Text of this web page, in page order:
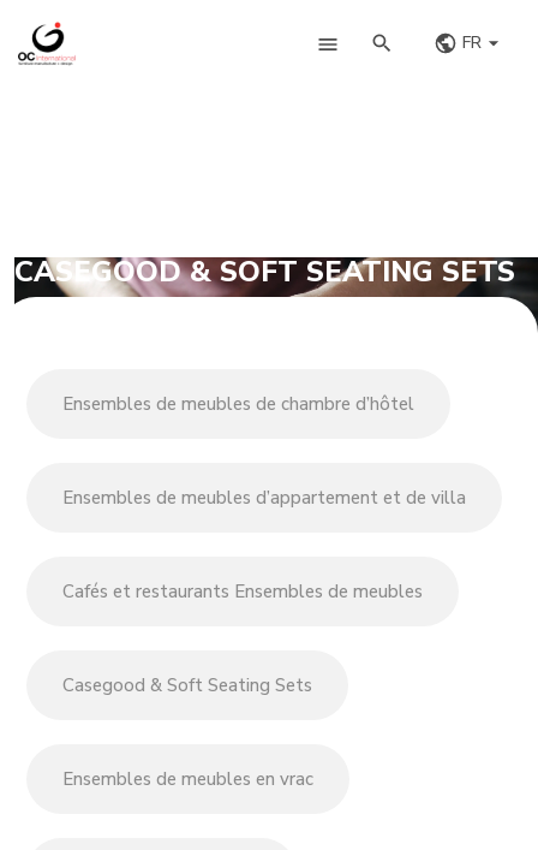
FR
CASEGOOD & SOFT SEATING SETS
Ensembles de meubles de chambre d’hôtel
Ensembles de meubles d’appartement et de villa
Cafés et restaurants Ensembles de meubles
Casegood & Soft Seating Sets
Ensembles de meubles en vrac